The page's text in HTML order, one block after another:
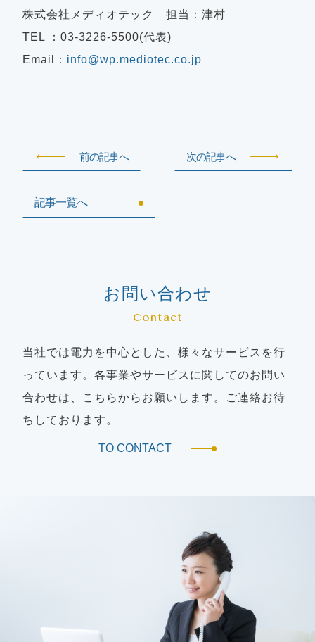
株式会社メディオテック 担当：津村
TEL ：03-3226-5500(代表)
Email： info@wp.mediotec.co.jp
前の記事へ 次の記事へ
記事一覧へ
お問い合わせ
Contact
当社では電力を中心とした、様々なサービスを行
っています。各事業やサービスに関してのお問い
合わせは、こちらからお願いします。ご連絡お待
ちしております。
TO CONTACT